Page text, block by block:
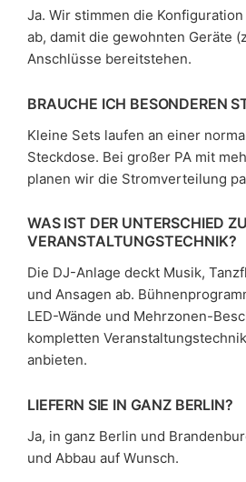
Ja. Wir stimmen die
ab, damit die gewohnten Geräte
Anschlüsse bereitstehen.
BRAUCHE ICH BESONDEREN
Kleine Sets laufen an einer
Steckdose. Bei großer PA mit
planen wir die Stromverteilung
WAS IST DER UNTERSCHIED
VERANSTALTUNGSTECHNIK?
Die DJ-Anlage deckt Musik,
und Ansagen ab.
LED-Wände und Mehrzonen-
kompletten
anbieten.
LIEFERN SIE IN GANZ BERLIN?
Ja, in ganz Berlin und
und Abbau auf Wunsch.